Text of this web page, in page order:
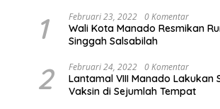
1 Februari 23, 2022 0 Komentar
Wali Kota Manado Resmikan
Singgah Salsabilah
2 Februari 24, 2022 0 Komentar
Lantamal VIII Manado Lakukan
Vaksin di Sejumlah Tempat